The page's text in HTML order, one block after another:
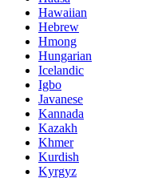
Hawaiian
Hebrew
Hmong
Hungarian
Icelandic
Igbo
Javanese
Kannada
Kazakh
Khmer
Kurdish
Kyrgyz